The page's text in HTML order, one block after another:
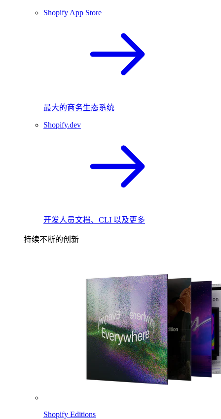
Shopify App Store
最大的商务生态系统
Shopify.dev
开发人员文档、CLI 以及更多
持续不断的创新
Shopify Editions